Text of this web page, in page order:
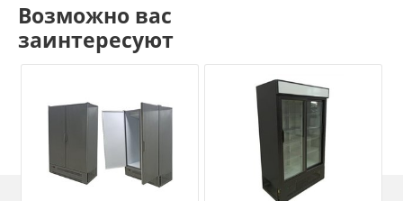
Возможно вас
заинтересуют